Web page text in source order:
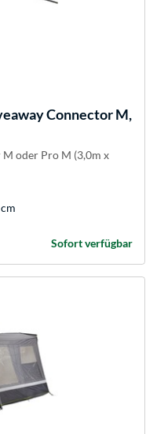
Connector M,
M oder Pro M (3,0m x
Sofort verfügbar